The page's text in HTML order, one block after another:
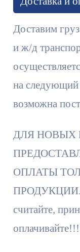
Доставим
и ж/д
на следующий
возможна
ДЛЯ
ОПЛАТЫ
ПРОДУКЦИИ.
считайте,
оплачивайте!!!